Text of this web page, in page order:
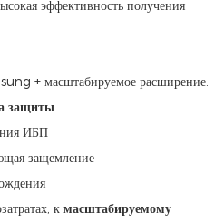
эффективность получения
+ масштабируемое расширение.
защиты
ИБП
защемление
к масштабируемому